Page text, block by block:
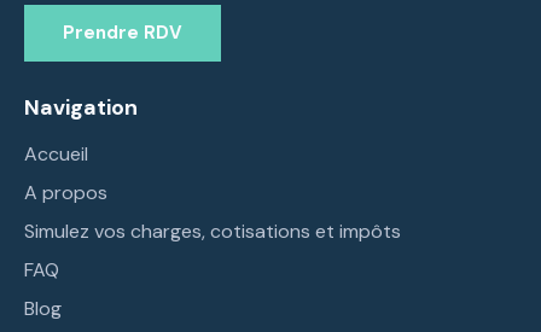
Prendre RDV
Navigation
Accueil
A propos
Simulez vos charges, cotisations et impôts
FAQ
Blog